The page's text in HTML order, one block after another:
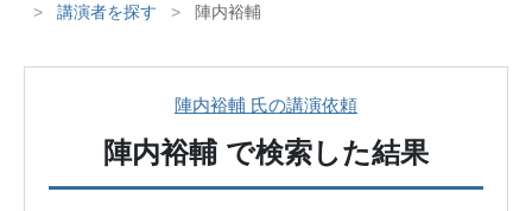
>
講演者を探す > 陣内裕輔
陣内裕輔 氏の講演依頼
陣内裕輔 で検索した結果